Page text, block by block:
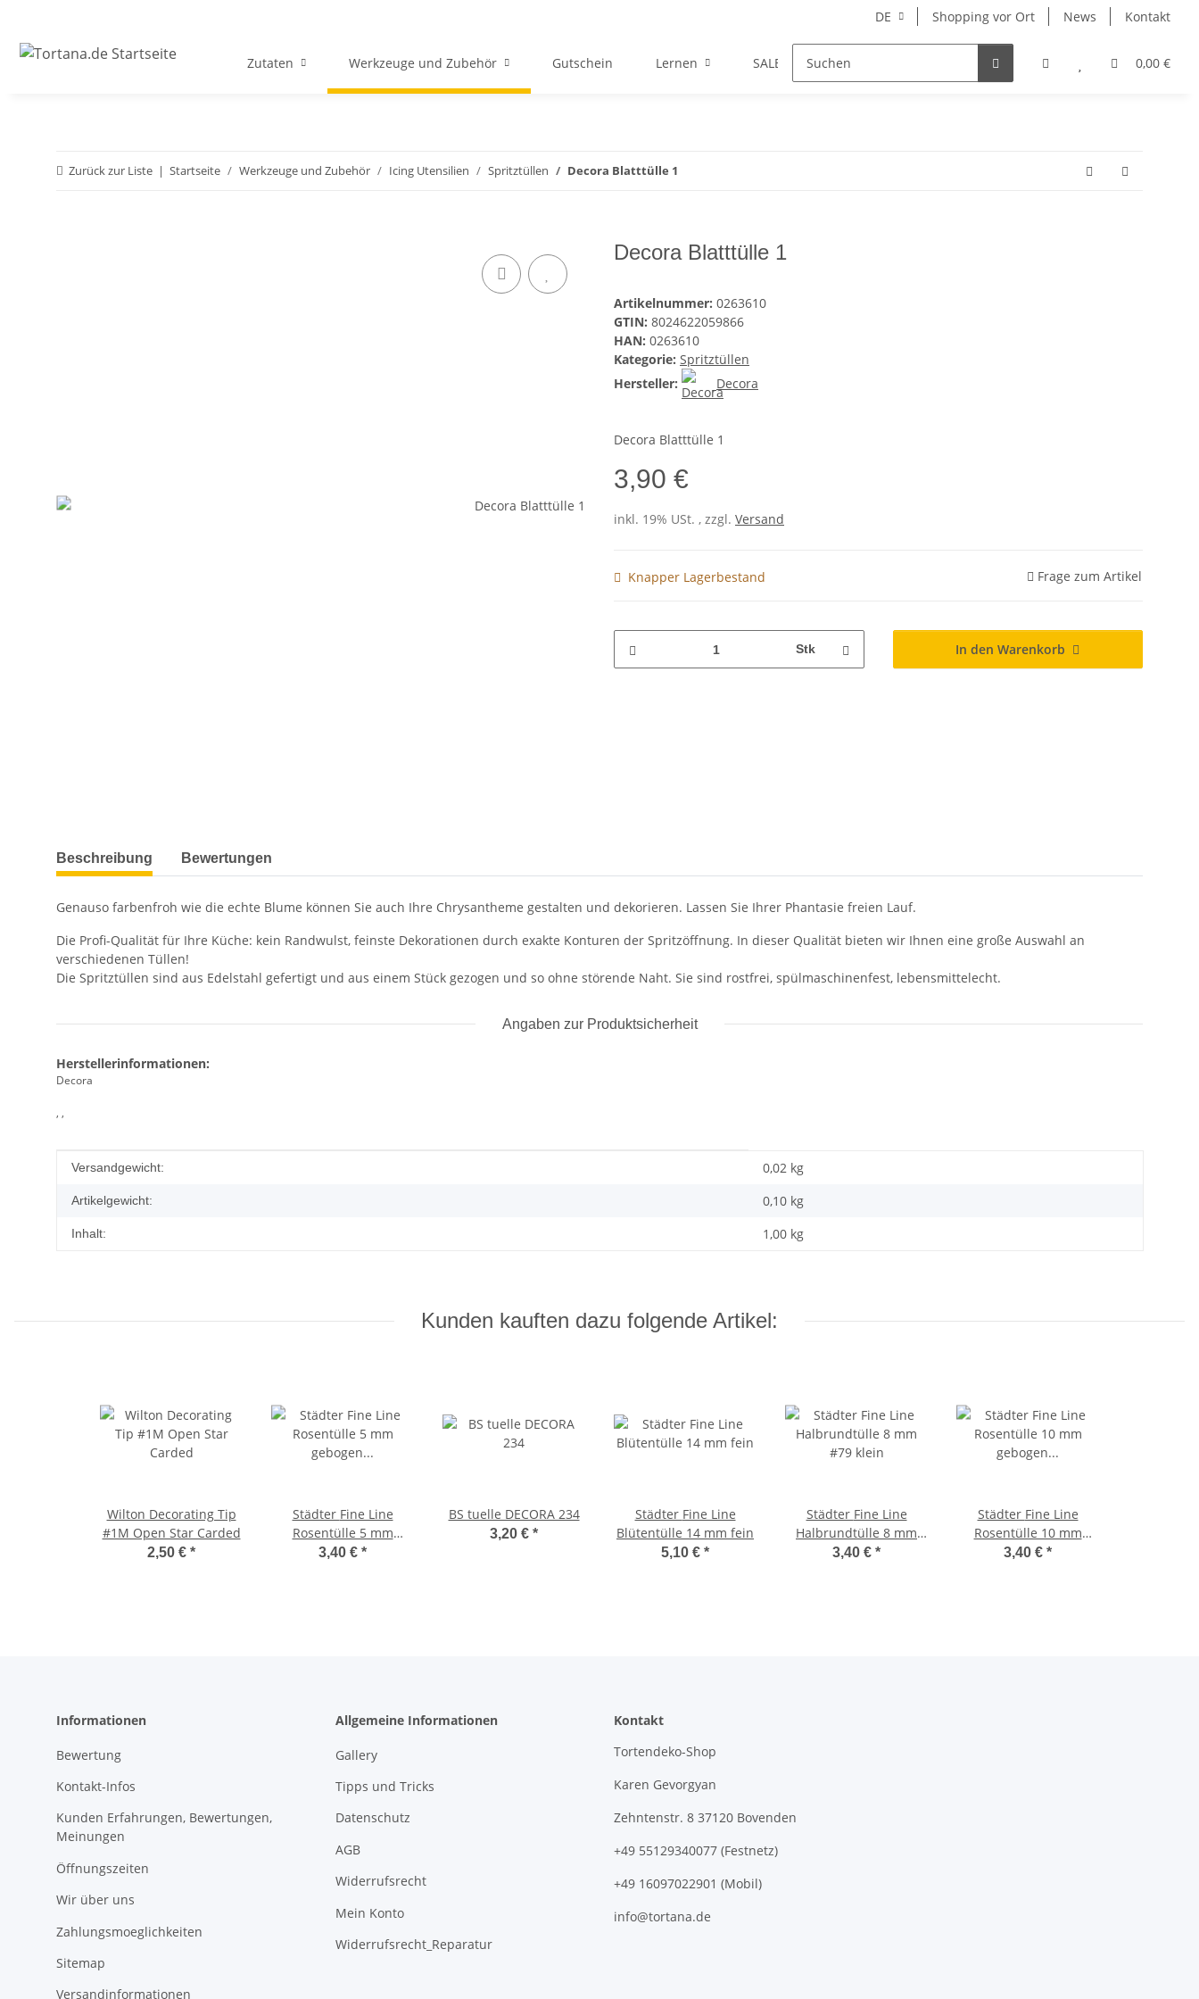
DE Shopping vor Ort News Kontakt
0,00 €
Zutaten Werkzeuge und Zubehör Gutschein Lernen SALE Hersteller
Zurück zur Liste Startseite Werkzeuge und Zubehör Icing Utensilien Spritztüllen Decora Blatttülle 1
Decora Blatttülle 1
Artikelnummer: 0263610
GTIN: 8024622059866
HAN: 0263610
Kategorie: Spritztüllen
Hersteller:
Decora
Decora Blatttülle 1
3,90 €
inkl. 19% USt. , zzgl. Versand
Knapper Lagerbestand Frage zum Artikel
Stk In den Warenkorb
weitere Registerkarten anzeigen
Beschreibung Bewertungen
Genauso farbenfroh wie die echte Blume können Sie auch Ihre Chrysantheme gestalten und dekorieren. Lassen Sie Ihrer Phantasie freien Lauf.
Die Profi-Qualität für Ihre Küche: kein Randwulst, feinste Dekorationen durch exakte Konturen der Spritzöffnung. In dieser Qualität bieten wir Ihnen eine große Auswahl an
verschiedenen Tüllen!
Die Spritztüllen sind aus Edelstahl gefertigt und aus einem Stück gezogen und so ohne störende Naht. Sie sind rostfrei, spülmaschinenfest, lebensmittelecht.
Angaben zur Produktsicherheit
Herstellerinformationen:
Decora
, ,
Produkteigenschaft
Wert
Versandgewicht: 0,02 kg
Artikelgewicht: 0,10 kg
Inhalt: 1,00 kg
Kunden kauften dazu folgende Artikel:
Wilton Decorating Tip
#1M Open Star Carded
2,50 € *
Städter Fine Line
Rosentülle 5 mm
gebogen – #59 klein
3,40 € *
BS tuelle DECORA 234
3,20 € *
Städter Fine Line
Blütentülle 14 mm fein
5,10 € *
Städter Fine Line
Halbrundtülle 8 mm
#79 klein
3,40 € *
Städter Fine Line
Rosentülle 10 mm
gebogen – #61 klein
3,40 € *
Informationen
Bewertung
Kontakt-Infos
Kunden Erfahrungen, Bewertungen,
Meinungen
Öffnungszeiten
Wir über uns
Zahlungsmoeglichkeiten
Sitemap
Versandinformationen
Allgemeine Informationen
Gallery
Tipps und Tricks
Datenschutz
AGB
Widerrufsrecht
Mein Konto
Widerrufsrecht_Reparatur
Kontakt
Tortendeko-Shop
Karen Gevorgyan
Zehntenstr. 8 37120 Bovenden
+49 55129340077 (Festnetz)
+49 16097022901 (Mobil)
info@tortana.de